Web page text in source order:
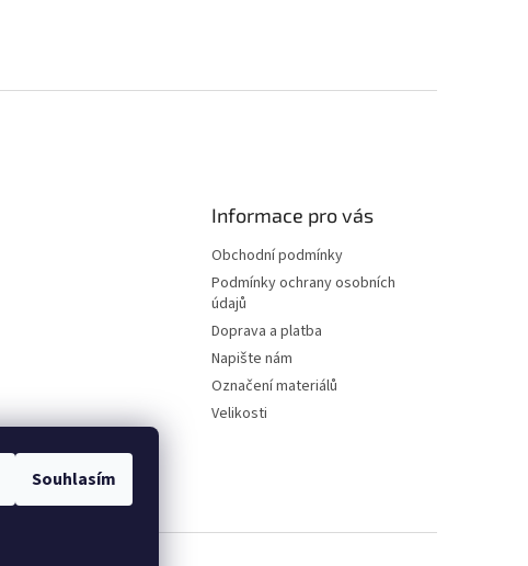
Souhlasím
Informace pro vás
Obchodní podmínky
Podmínky ochrany osobních
údajů
Doprava a platba
Napište nám
Označení materiálů
Velikosti